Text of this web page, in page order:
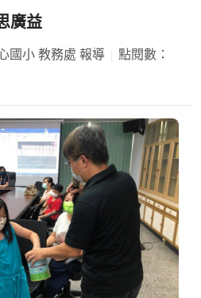
廣益
國小 教務處 報導
點閱數：